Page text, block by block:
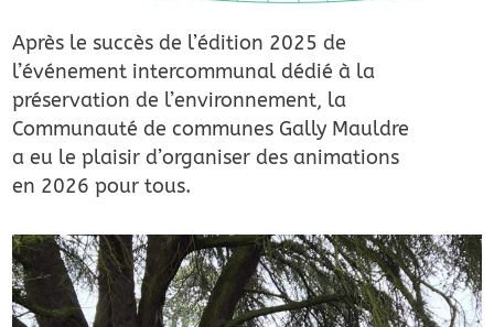
Après le succès de l’édition 2025 de
l’événement intercommunal dédié à la
préservation de l’environnement, la
Communauté de communes Gally Mauldre
a eu le plaisir d’organiser des animations
en 2026 pour tous.